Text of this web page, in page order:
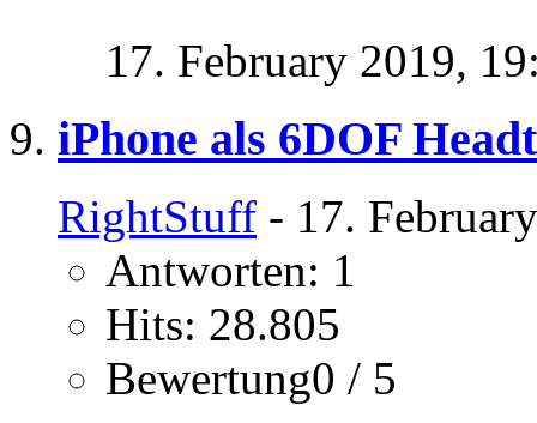
17. February 2019,
iPhone als 6DOF
RightStuff - 17.
Antworten: 1
Hits: 28.805
Bewertung0 / 5